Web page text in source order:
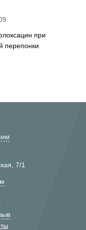
при
перепонки
7/1